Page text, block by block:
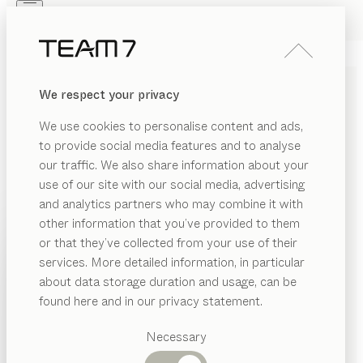
We respect your privacy
We use cookies to personalise content and ads,
to provide social media features and to analyse
our traffic. We also share information about your
use of our site with our social media, advertising
and analytics partners who may combine it with
other information that you’ve provided to them
or that they’ve collected from your use of their
services. More detailed information, in particular
about data storage duration and usage, can be
found here and in our privacy statement.
Necessary
PRODUKTE
INSPIRATION
HÄNDLER
Vorgeschlagene
Kategorien
PRODUKTE
INSPIRATION
ÜBER UNS
k7, lineeKÜCHE
Nussbaum, Farbglas bronze matt
von Kai Stania
Unsere k7 Kochinsel hebt die Kochkunst auf ein neues
Level - im wahrsten Sinne des Wortes. Stufenlos
höhenverstellbar passt sie sich ergonomischen
Bedürfnissen und individuellen Anforderungen an. So
schafft sie auf Knopfdruck überragenden Komfort und
fließende Übergänge zum Ess- und Wohnbereich.